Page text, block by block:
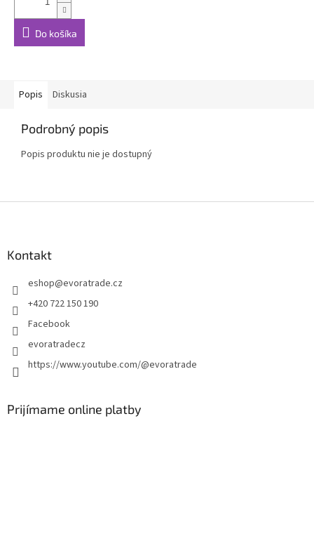
Do košíka
Popis Diskusia
Podrobný popis
Popis produktu nie je dostupný
Kontakt
eshop@evoratrade.cz
+420 722 150 190
Facebook
evoratradecz
https://www.youtube.com/@evoratrade
Prijímame online platby